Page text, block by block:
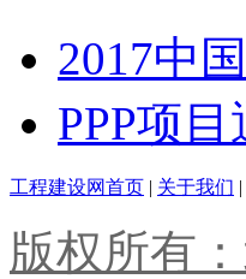
2017中
PPP项
工程建设网首页 | 关于我们 |
版权所有